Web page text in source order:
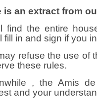
is an extract from
find the entire
fill in and sign if you
refuse the use of
these rules.
, the Amis
and your